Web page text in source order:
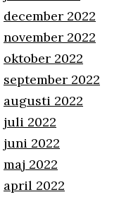
december 2022
november 2022
oktober 2022
september 2022
augusti 2022
juli 2022
juni 2022
maj 2022
april 2022